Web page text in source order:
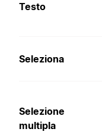
Testo
Seleziona
Selezione
multipla